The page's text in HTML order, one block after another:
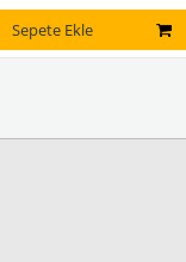
Sepete Ekle